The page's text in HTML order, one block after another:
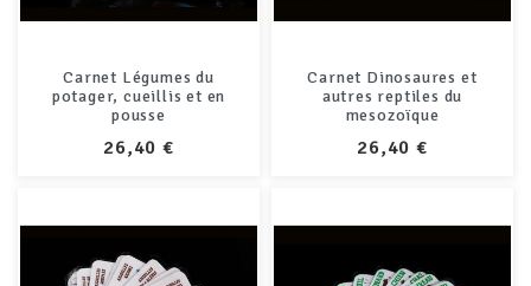
Carnet Légumes du
potager, cueillis et en
pousse
PRIX
26,40 €
Carnet Dinosaures et
autres reptiles du
mesozoïque
PRIX
26,40 €